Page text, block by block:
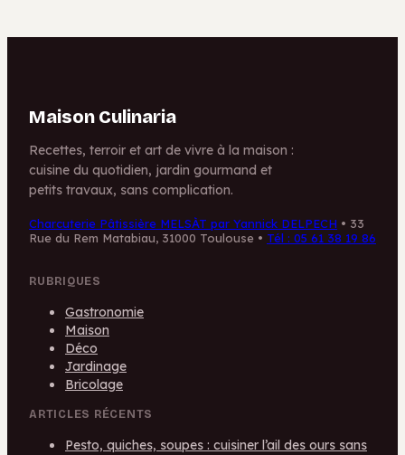
Maison Culinaria
Recettes, terroir et art de vivre à la maison :
cuisine du quotidien, jardin gourmand et
petits travaux, sans complication.
Charcuterie Pâtissière MELSÀT par Yannick DELPECH • 33
Rue du Rem Matabiau, 31000 Toulouse • Tél : 05 61 38 19 86
RUBRIQUES
Gastronomie
Maison
Déco
Jardinage
Bricolage
ARTICLES RÉCENTS
Pesto, quiches, soupes : cuisiner l’ail des ours sans